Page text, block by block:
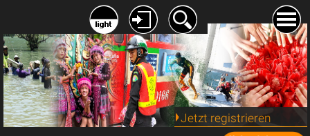
Jetzt registrieren